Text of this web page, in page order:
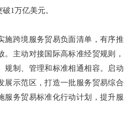
1万亿美元。
跨境服务贸易负面清单，有序推
。主动对接国际高标准经贸规则，
规制、管理和标准相通相容。启动
展示范区，打造一批服务贸易综合
服务贸易标准化行动计划，提升服